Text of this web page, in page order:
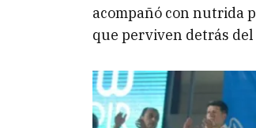
acompañó con nutrida
que perviven detrás